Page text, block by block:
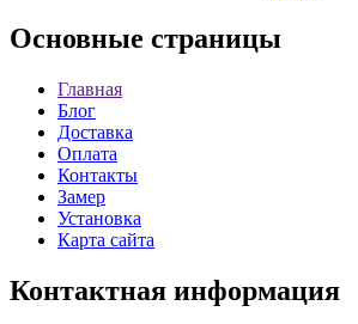
Основные страницы
Главная
Блог
Доставка
Оплата
Контакты
Замер
Установка
Карта сайта
Контактная информация